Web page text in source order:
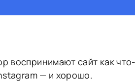
воспринимают сайт как
— и хорошо.